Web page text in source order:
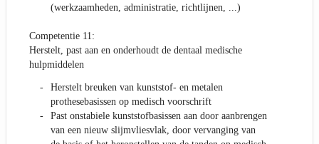
(werkzaamheden, administratie, richtlijnen, ...)
Competentie 11:
Herstelt, past aan en onderhoudt de dentaal medische
hulpmiddelen
Herstelt breuken van kunststof- en metalen
prothesebasissen op medisch voorschrift
Past onstabiele kunststofbasissen aan door aanbrengen
van een nieuw slijmvliesvlak, door vervanging van